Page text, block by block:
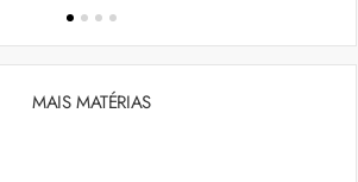
MAIS MATÉRIAS